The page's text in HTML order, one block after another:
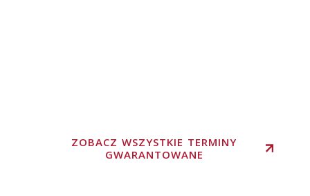
ZOBACZ WSZYSTKIE TERMINY
GWARANTOWANE